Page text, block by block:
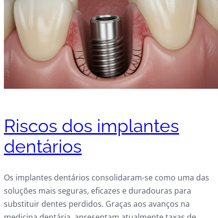
Riscos dos implantes
dentários
Os implantes dentários consolidaram-se como uma das
soluções mais seguras, eficazes e duradouras para
substituir dentes perdidos. Graças aos avanços na